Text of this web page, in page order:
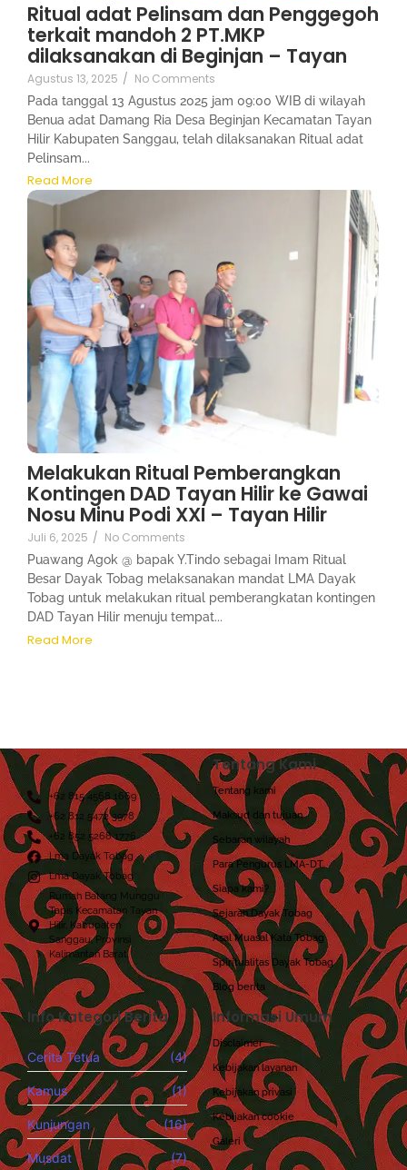
Ritual adat Pelinsam dan Penggegoh
terkait mandoh 2 PT.MKP
dilaksanakan di Beginjan – Tayan
Agustus 13, 2025 / No Comments
Pada tanggal 13 Agustus 2025 jam 09:00 WIB di wilayah
Benua adat Damang Ria Desa Beginjan Kecamatan Tayan
Hilir Kabupaten Sanggau, telah dilaksanakan Ritual adat
Pelinsam...
Read More
Melakukan Ritual Pemberangkan
Kontingen DAD Tayan Hilir ke Gawai
Nosu Minu Podi XXI – Tayan Hilir
Juli 6, 2025 / No Comments
Puawang Agok @ bapak Y.Tindo sebagai Imam Ritual
Besar Dayak Tobag melaksanakan mandat LMA Dayak
Tobag untuk melakukan ritual pemberangkatan kontingen
DAD Tayan Hilir menuju tempat...
Read More
+62 815 4568 1669
+62 812 5472 3978
+62 852 5268 1776
Lma Dayak Tobag
Lma Dayak Tobag
Rumah Batang Munggu
Tapis Kecamatan Tayan
Hilir, Kabupaten
Sanggau, Provinsi
Kalimantan Barat.
Tentang Kami
Tentang kami
Maksud dan tujuan
Sebaran wilayah
Para Pengurus LMA-DT
Siapa kami?
Sejarah Dayak Tobag
Asal Muasal Kata Tobag
Spiritualitas Dayak Tobag
Blog berita
Info Kategori Berita
Cerita Tetua (4)
Kamus (1)
Kunjungan (16)
Musdat (7)
Informasi Umum
Disclaimer
Kebijakan layanan
Kebijakan privasi
Kebijakan cookie
Galeri